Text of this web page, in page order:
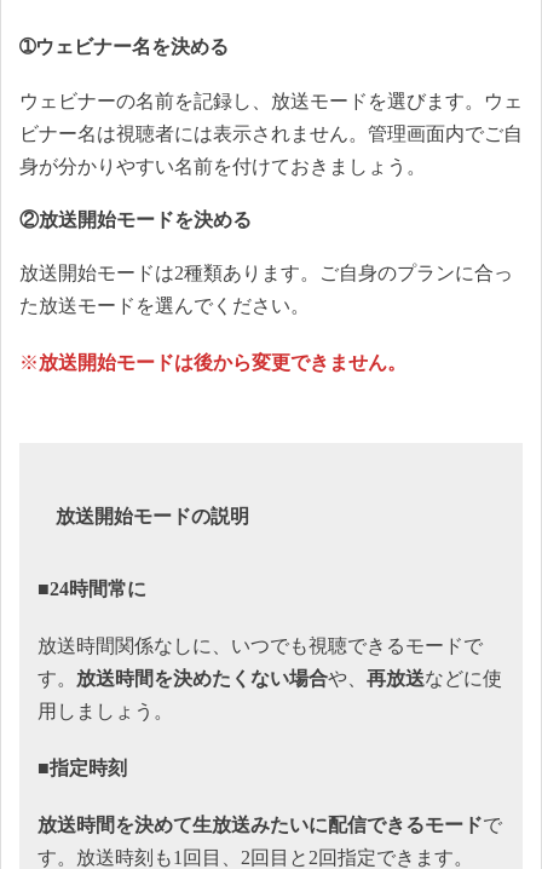
➀ウェビナー名を決める
ウェビナーの名前を記録し、放送モードを選びます。ウェ
ビナー名は視聴者には表示されません。管理画面内でご自
身が分かりやすい名前を付けておきましょう。
②放送開始モードを決める
放送開始モードは2種類あります。ご自身のプランに合っ
た放送モードを選んでください。
※放送開始モードは後から変更できません。
放送開始モードの説明
■24時間常に
放送時間関係なしに、いつでも視聴できるモードで
す。 放送時間を決めたくない場合や、 再放送などに使
用しましょう。
■指定時刻
放送時間を決めて生放送みたいに配信できるモードで
す。放送時刻も1回目、2回目と2回指定できます。